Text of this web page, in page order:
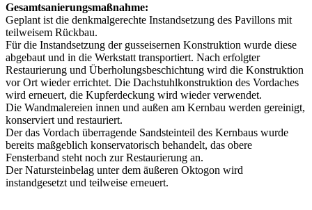
Gesamtsanierungsmaßnahme:
Geplant ist die denkmalgerechte Instandsetzung des Pavillons mit
teilweisem Rückbau.
Für die Instandsetzung der gusseisernen Konstruktion wurde diese
abgebaut und in die Werkstatt transportiert. Nach erfolgter
Restaurierung und Überholungsbeschichtung wird die Konstruktion
vor Ort wieder errichtet. Die Dachstuhlkonstruktion des Vordaches
wird erneuert, die Kupferdeckung wird wieder verwendet.
Die Wandmalereien innen und außen am Kernbau werden gereinigt,
konserviert und restauriert.
Der das Vordach überragende Sandsteinteil des Kernbaus wurde
bereits maßgeblich konservatorisch behandelt, das obere
Fensterband steht noch zur Restaurierung an.
Der Natursteinbelag unter dem äußeren Oktogon wird
instandgesetzt und teilweise erneuert.